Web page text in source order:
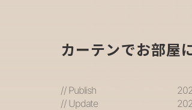
カーテンでお部屋
// Publish
// Update